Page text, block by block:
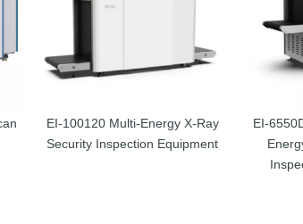
EI-100120 Multi-Energy X-Ray
Security Inspection Equipment
EI-